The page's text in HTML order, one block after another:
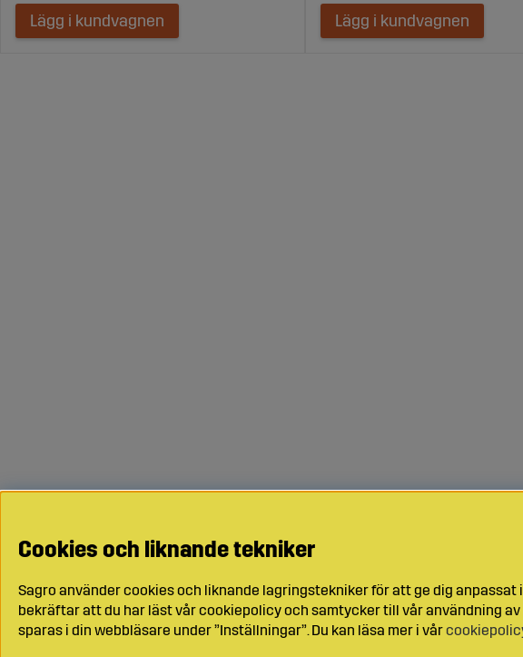
Lägg i kundvagnen Lägg i kundvagnen
Cookies och liknande tekniker
Sagro använder cookies och liknande lagringstekniker för att ge dig
bekräftar att du har läst vår cookiepolicy och samtycker till vår användning
sparas i din webbläsare under ”Inställningar”. Du kan läsa mer i vår